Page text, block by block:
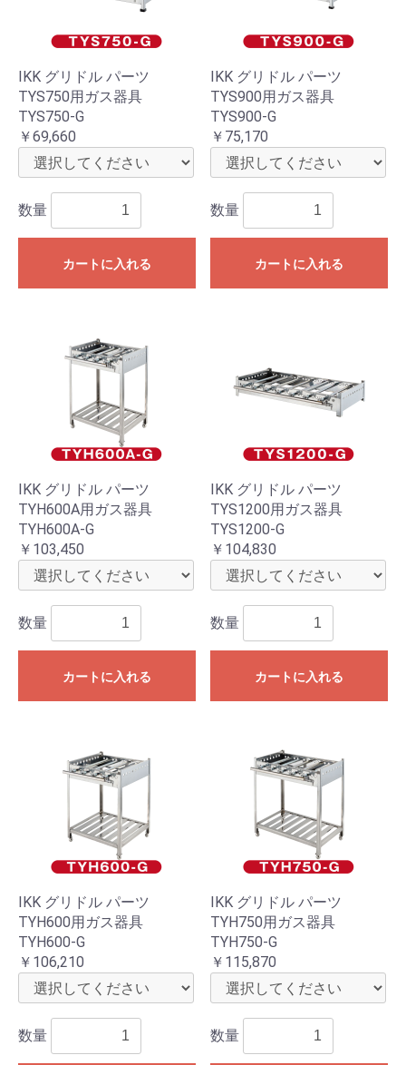
IKK グリドル パーツ
TYS750用ガス器具
TYS750-G
￥69,660
数量
カートに入れる
IKK グリドル パーツ
TYS900用ガス器具
TYS900-G
￥75,170
数量
カートに入れる
IKK グリドル パーツ
TYH600A用ガス器具
TYH600A-G
￥103,450
数量
カートに入れる
IKK グリドル パーツ
TYS1200用ガス器具
TYS1200-G
￥104,830
数量
カートに入れる
IKK グリドル パーツ
TYH600用ガス器具
TYH600-G
￥106,210
数量
IKK グリドル パーツ
TYH750用ガス器具
TYH750-G
￥115,870
数量